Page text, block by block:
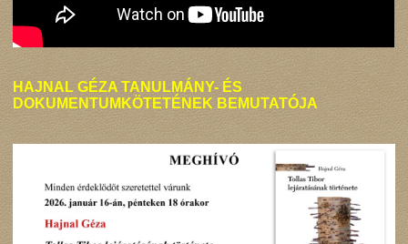
HAJNAL GÉZA TANULMÁNY- ÉS
DOKUMENTUMKÖTETÉNEK BEMUTATÓJA